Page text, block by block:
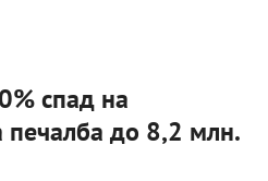
спад на
печалба до 8,2 млн.